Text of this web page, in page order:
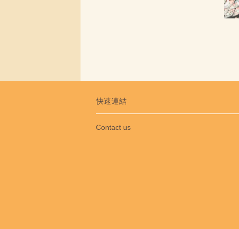
快速連結
Contact us